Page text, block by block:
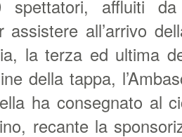
spettatori, affluiti
assistere all’arrivo
la terza ed ultima
della tappa,
ha consegnato al
recante la